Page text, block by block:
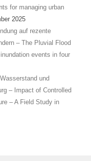
for managing urban
2025
auf rezente
– The Pluvial Flood
events in four
und
– Impact of Controlled
– A Field Study in